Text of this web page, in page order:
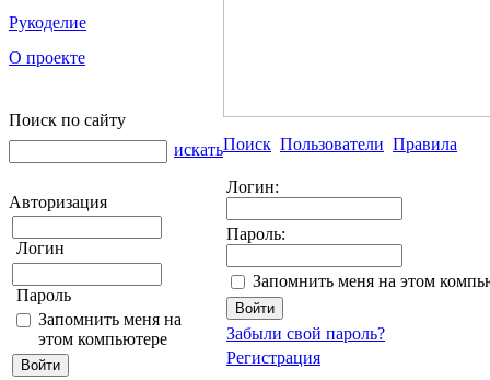
Рукоделие
О проекте
Поиск по сайту
искать
Авторизация
Логин
Пароль
Запомнить меня на
этом компьютере
Поиск Пользователи Правила
Логин:
Пароль:
Запомнить меня на этом
Забыли свой пароль?
Регистрация